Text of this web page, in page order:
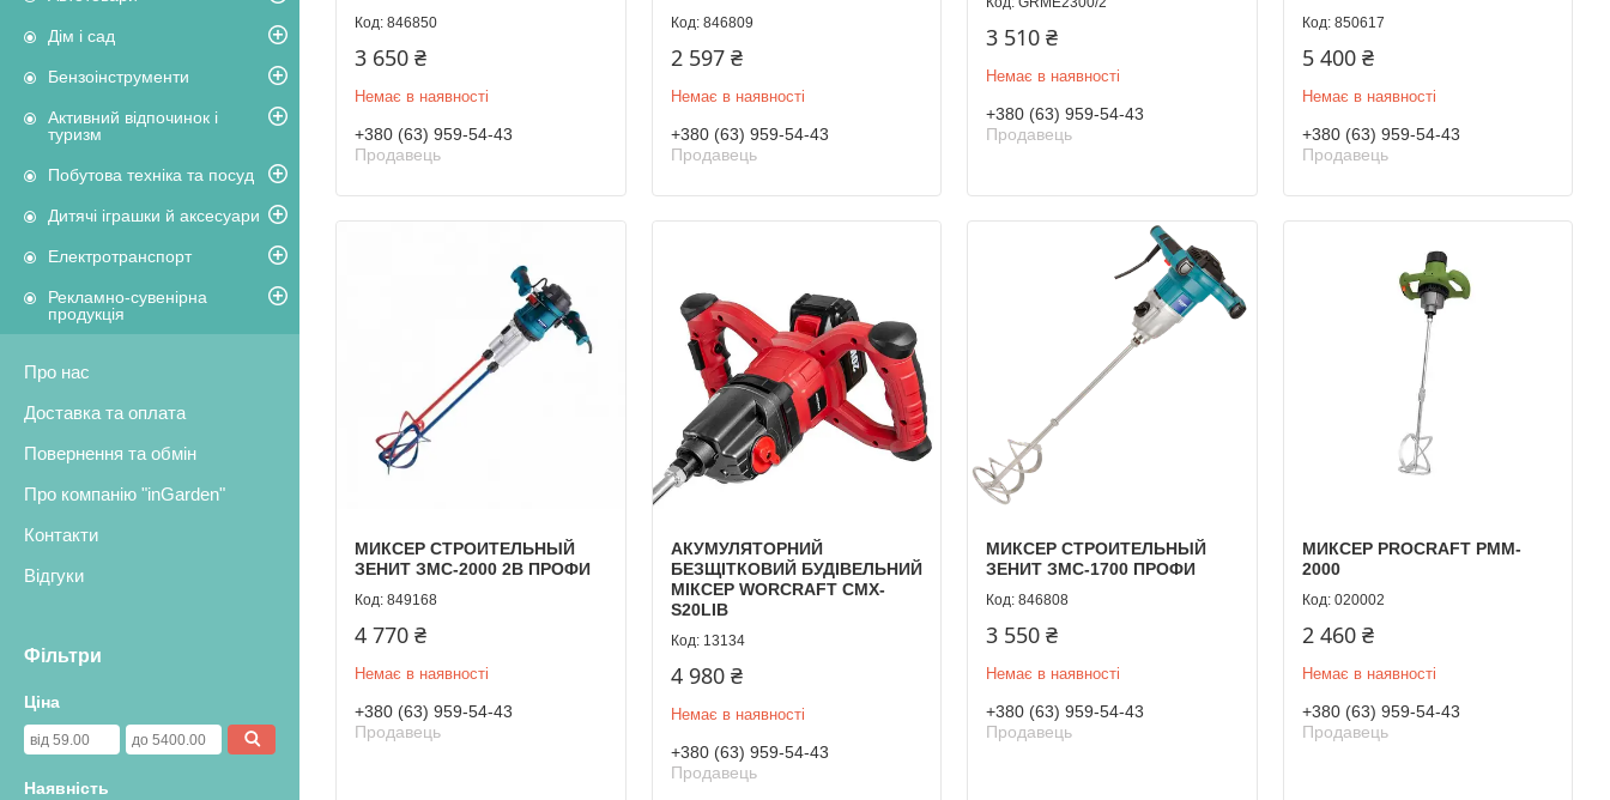
Дім і сад
Бензоінструменти
Активний відпочинок і
туризм
Побутова техніка та посуд
Дитячі іграшки й аксесуари
Електротранспорт
Рекламно-сувенірна
продукція
Про нас
Доставка та оплата
Повернення та обмін
Про компанію "inGarden"
Контакти
Відгуки
Фільтри
Ціна
Наявність
846850
3 650 ₴
Немає в наявності
+380 (63) 959-54-43
Продавець
846809
2 597 ₴
Немає в наявності
+380 (63) 959-54-43
Продавець
3 510 ₴
Немає в наявності
+380 (63) 959-54-43
Продавець
850617
5 400 ₴
Немає в наявності
+380 (63) 959-54-43
Продавець
МИКСЕР СТРОИТЕЛЬНЫЙ
ЗЕНИТ ЗМС-2000 2В ПРОФИ
849168
4 770 ₴
Немає в наявності
+380 (63) 959-54-43
Продавець
АКУМУЛЯТОРНИЙ
БЕЗЩІТКОВИЙ БУДІВЕЛЬНИЙ
МІКСЕР WORCRAFT CMX-
S20LIB
13134
4 980 ₴
Немає в наявності
+380 (63) 959-54-43
Продавець
МИКСЕР СТРОИТЕЛЬНЫЙ
ЗЕНИТ ЗМС-1700 ПРОФИ
846808
3 550 ₴
Немає в наявності
+380 (63) 959-54-43
Продавець
МИКСЕР PROCRAFT PMM-
2000
020002
2 460 ₴
Немає в наявності
+380 (63) 959-54-43
Продавець